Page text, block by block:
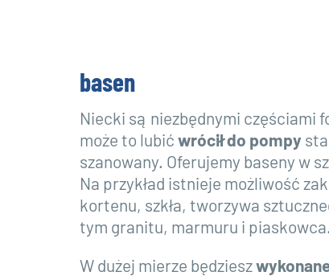
basen
Niecki są niezbędnymi częściami
może to lubić wrócił do pompy
szanowany. Oferujemy baseny w
Na przykład istnieje możliwość
kortenu, szkła, tworzywa
tym granitu, marmuru i piaskowca.
W dużej mierze będziesz